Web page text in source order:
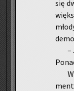
się
–